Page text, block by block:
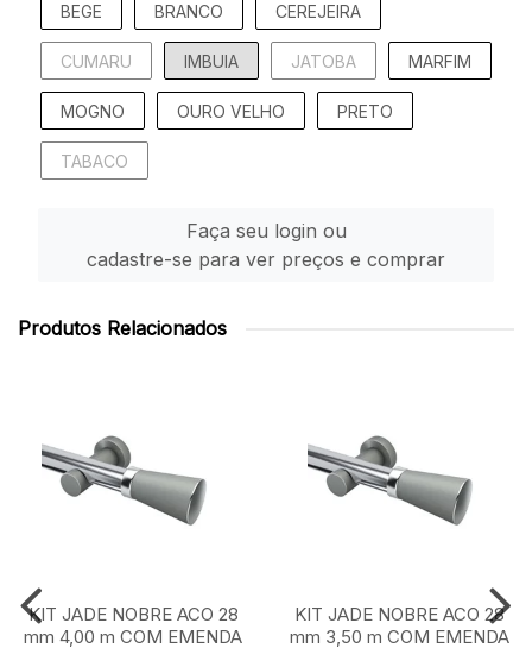
BEGE BRANCO CEREJEIRA
CUMARU IMBUIA JATOBA MARFIM
MOGNO OURO VELHO PRETO
TABACO
Faça seu login ou
cadastre-se para ver preços e comprar
Produtos Relacionados
KIT JADE NOBRE ACO 28
mm 4,00 m COM EMENDA
KIT JADE NOBRE ACO 28
mm 3,50 m COM EMENDA